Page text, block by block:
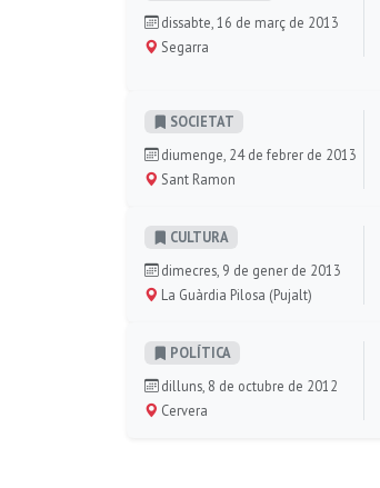
dissabte, 16 de març de 2013
Segarra
SOCIETAT
diumenge, 24 de febrer de 2013
Sant Ramon
CULTURA
dimecres, 9 de gener de 2013
La Guàrdia Pilosa (Pujalt)
POLÍ­TICA
dilluns, 8 de octubre de 2012
Cervera